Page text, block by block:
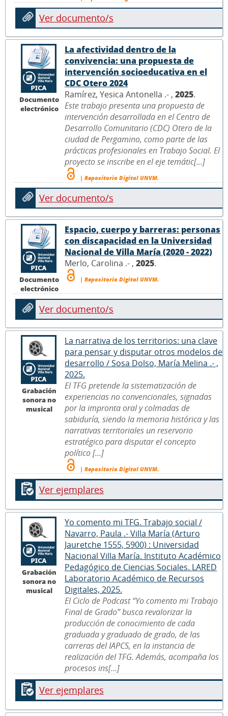
Ver documento/s
Documento
electrónico
La afectividad dentro de la
convivencia: una propuesta de
intervención socioeducativa en el
CDC Otero 2024
Ramírez, Yesica Antonella .- , 2025.
Este trabajo presenta una propuesta de
intervención desarrollada en el Centro de
Desarrollo Comunitario (CDC) Otero de la
ciudad de Pergamino, como parte de las
prácticas profesionales en Trabajo Social. El
proyecto se inscribe en el eje temátic[...]
| Repositorio Digital UNVM.
Ver documento/s
Documento
electrónico
Espacio, cuerpo y barreras: personas
con discapacidad en la Universidad
Nacional de Villa María (2020 - 2022)
Merlo, Carolina .- , 2025.
| Repositorio Digital UNVM.
Ver documento/s
Grabación
sonora no
musical
La narrativa de los territorios: una clave
para pensar y disputar otros modelos de
desarrollo / Sosa Dolso, María Melina .- ,
2025.
El TFG pretende la sistematización de
experiencias no convencionales, signadas
por la impronta oral y colmadas de
sabiduría, siendo la memoria histórica y las
narrativas territoriales un reservorio
estratégico para disputar el concepto
político [...]
| Repositorio Digital UNVM.
Ver ejemplares
Grabación
sonora no
musical
Yo comento mi TFG. Trabajo social /
Navarro, Paula .- Villa María (Arturo
Jauretche 1555, 5900) : Universidad
Nacional Villa María. Instituto Académico
Pedagógico de Ciencias Sociales. LARED
Laboratorio Académico de Recursos
Digitales, 2025.
El Ciclo de Podcast “Yo comento mi Trabajo
Final de Grado” busca revalorizar la
producción de conocimiento de cada
graduada y graduado de grado, de las
carreras del IAPCS, en la instancia de
realización del TFG. Además, acompaña los
procesos ins[...]
Ver ejemplares